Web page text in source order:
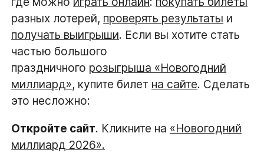
разных лотерей, проверять результаты и
получать выигрыши. Если вы хотите стать
частью большого
праздничного розыгрыша «Новогодний
миллиард», купите билет на сайте. Сделать
это несложно:
Откройте сайт. Кликните на «Новогодний
миллиард 2026».